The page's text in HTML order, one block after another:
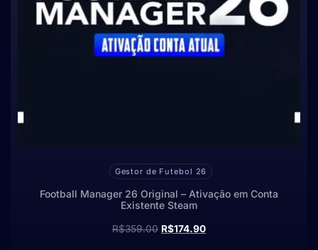
Gestor de Futebol 26
Football Manager 26 Original – Ativação em Conta
Existente Steam
R$359.00 R$174.90